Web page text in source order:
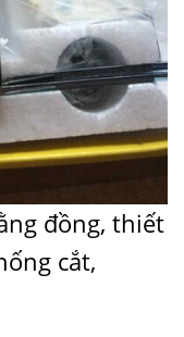
đồng, thiết
cắt,